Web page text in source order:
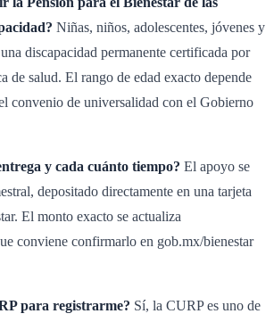
Niñas, niños, adolescentes, jóvenes y
discapacidad permanente certificada por
de salud. El rango de edad exacto depende
convenio de universalidad con el Gobierno
y cada cuánto tiempo? El apoyo se
depositado directamente en una tarjeta
El monto exacto se actualiza
conviene confirmarlo en gob.mx/bienestar
para registrarme? Sí, la CURP es uno de